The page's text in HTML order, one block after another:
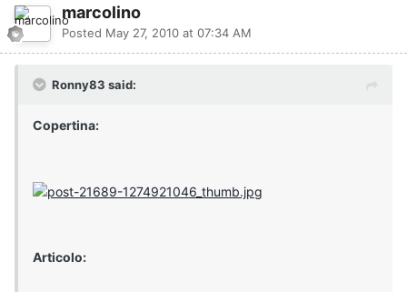
marcolino
Posted May 27, 2010 at 07:34 AM
Ronny83 said:
Copertina:
Articolo: